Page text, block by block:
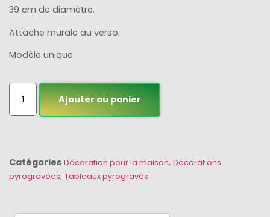
39 cm de diamètre.
Attache murale au verso.
Modèle unique
Ajouter au panier
Catégories Décoration pour la maison, Décorations
pyrogravées, Tableaux pyrogravés